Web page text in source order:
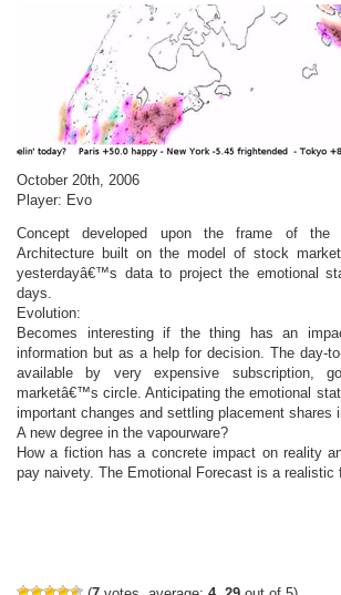
October 20th, 2006
Player: Evo
Concept developed upon the frame of
Architecture built on the model of stock
yesterdayâ€™s data to project the emotional
days.
Evolution:
Becomes interesting if the thing has an
information but as a help for decision. The day-
available by very expensive subscription,
marketâ€™s circle. Anticipating the emotional
important changes and settling placement shares
A new degree in the vapourware?
How a fiction has a concrete impact on reality
pay naivety. The Emotional Forecast is a realistic